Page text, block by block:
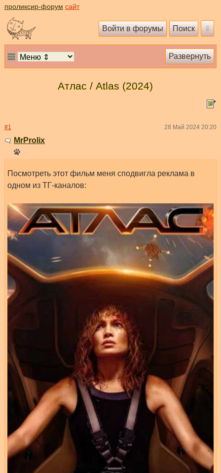
проликсир-форум сайт
Атлас / Atlas (2024)
#1 28 Май 2024 20:20
MrProlix
Посмотреть этот фильм меня сподвигла реклама в
одном из ТГ-каналов: